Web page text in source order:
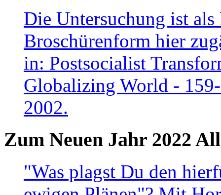
Die Untersuchung ist
Broschürenform hier
in: Postsocialist
Globalizing World -
2002.
Zum Neuen Jahr 2022
"Was plagst Du den